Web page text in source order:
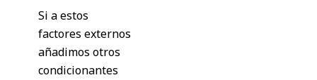
Si a estos
factores externos
añadimos otros
condicionantes